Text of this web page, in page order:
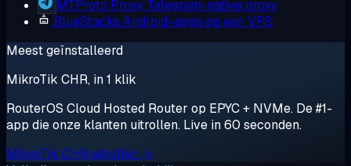
MTProto Proxy Telegram-native proxy
BlueStacks Android-apps op een VPS
Meest geïnstalleerd
MikroTik CHR, in 1 klik
RouterOS Cloud Hosted Router op EPYC + NVMe. De #1-
app die onze klanten uitrollen. Live in 60 seconden.
MikroTik CHR uitrollen →